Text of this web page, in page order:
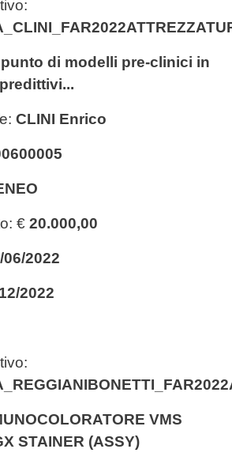
di modelli pre-clinici in
CLINI Enrico
€ 20.000,00
06/2022
2022
VMS
STAINER (ASSY)